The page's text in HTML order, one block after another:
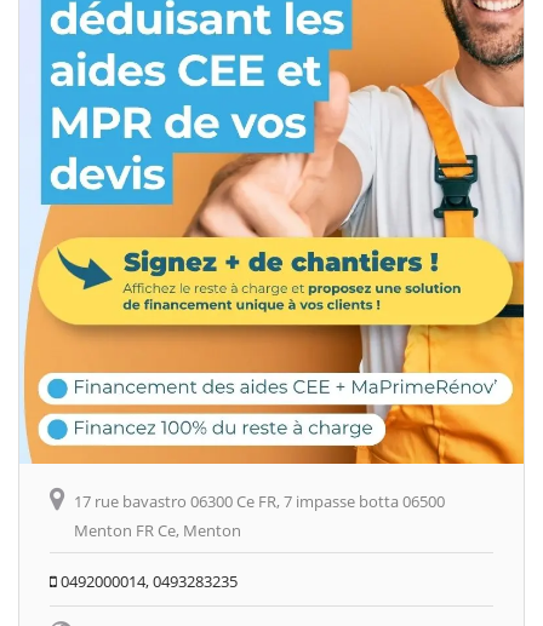
17 rue bavastro 06300 Ce FR, 7 impasse botta 06500
Menton FR Ce, Menton
0492000014, 0493283235